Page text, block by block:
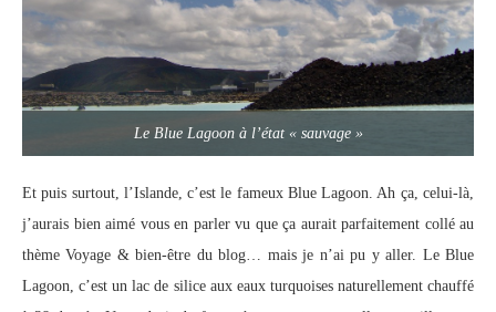
Le Blue Lagoon à l’état « sauvage »
Et puis surtout, l’Islande, c’est le fameux Blue Lagoon. Ah ça, celui-là,
j’aurais bien aimé vous en parler vu que ça aurait parfaitement collé au
thème Voyage & bien-être du blog… mais je n’ai pu y aller. Le Blue
Lagoon, c’est un lac de silice aux eaux turquoises naturellement chauffé